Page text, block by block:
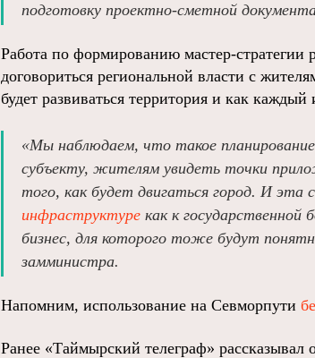
подготовку проектно-сметной
Работа по формированию мастер-стратегии
договориться региональной власти с
будет развиваться территория и как каждый
«Мы наблюдаем, что такое планирование
субъекту, жителям увидеть точки
того, как будет двигаться город. И эта
инфраструктуре как к государственной
бизнес, для которого тоже будут
замминистра.
Напомним, использование на Севморпути
Ранее «Таймырский телеграф» рассказывал